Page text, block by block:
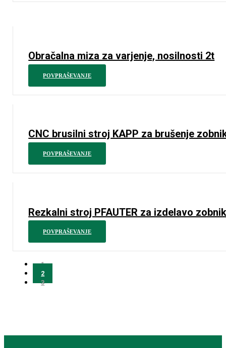
Obračalna miza za varjenje, nosilnosti 2t
POVPRAŠEVANJE
CNC brusilni stroj KAPP za brušenje
POVPRAŠEVANJE
Rezkalni stroj PFAUTER za izdelavo
POVPRAŠEVANJE
1
2
3